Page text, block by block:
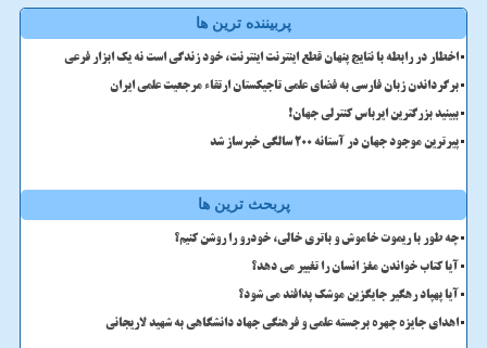
پربیننده ترین ها
اخطار در رابطه با نتایج پنهان قطع اینترنت اینترنت، خود زندگی است نه یک ابزار فرعی
برگرداندن زبان فارسی به فضای علمی تاجیکستان ارتقاء مرجعیت علمی ایران
ببینید بزرگترین ایرباس کنترلی جهان!
پیرترین موجود جهان در آستانه ۲۰۰ سالگی خبرساز شد
پربحث ترین ها
چه طور با ریموت خاموش و باتری خالی، خودرو را روشن کنیم؟
آیا کتاب خواندن مغز انسان را تغییر می دهد؟
آیا پهپاد رهگیر جایگزین موشک پدافند می شود؟
اهدای جایزه چهره برجسته علمی و فرهنگی جهاد دانشگاهی به شهید لاریجانی